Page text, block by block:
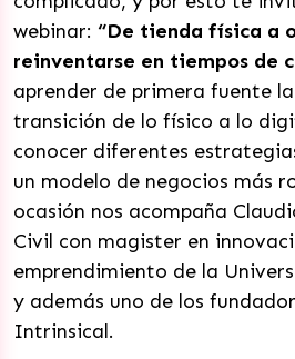
webinar: “De tienda física a
reinventarse en tiempos de
aprender de primera fuente
transición de lo físico a lo
conocer diferentes
un modelo de negocios más
ocasión nos acompaña
Civil con magister en
emprendimiento de la
y además uno de los
Intrinsical.